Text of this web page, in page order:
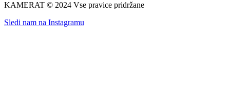
KAMERAT © 2024 Vse pravice pridržane
Sledi nam na Instagramu